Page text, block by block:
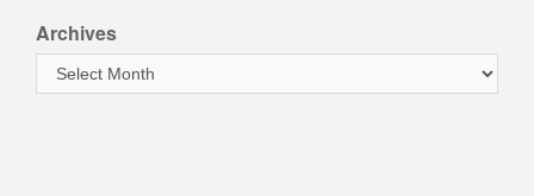
Archives